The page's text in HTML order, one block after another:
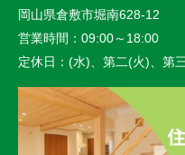
岡山県倉敷市堀南628-12
営業時間： 09:00～18:00
定休日： (水)、第二(火)、第